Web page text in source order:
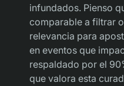
infundados. Pienso
comparable a filtrar
relevancia para
en eventos que
respaldado por el
que valora esta